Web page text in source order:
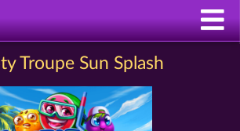
Troupe Sun Splash